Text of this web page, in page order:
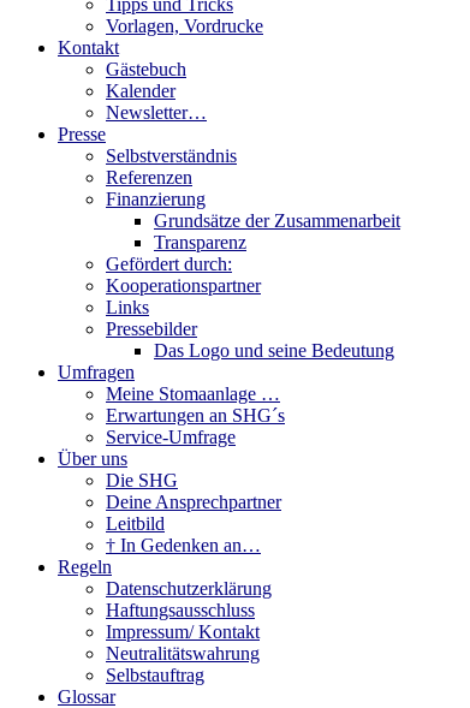
Vorlagen, Vordrucke
Kontakt
Gästebuch
Kalender
Newsletter…
Presse
Selbstverständnis
Referenzen
Finanzierung
Grundsätze der Zusammenarbeit
Transparenz
Gefördert durch:
Kooperationspartner
Links
Pressebilder
Das Logo und seine Bedeutung
Umfragen
Meine Stomaanlage …
Erwartungen an SHG´s
Service-Umfrage
Über uns
Die SHG
Deine Ansprechpartner
Leitbild
† In Gedenken an…
Regeln
Datenschutzerklärung
Haftungsausschluss
Impressum/ Kontakt
Neutralitätswahrung
Selbstauftrag
Glossar